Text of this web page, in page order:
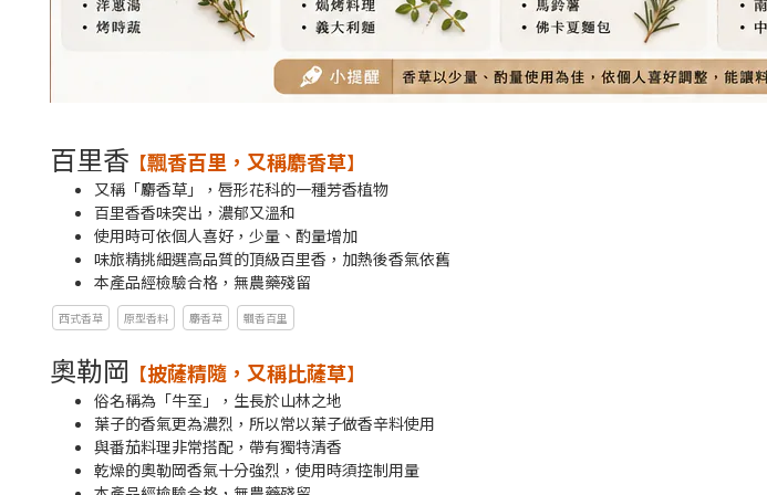
百里香 【飄香百里，又稱麝香草】
​又稱「麝香草」，唇形花科的一種芳香植物​
百里香香味突出，濃郁又溫和
使用時可依個人喜好，少量、酌量增加
味旅精挑細選高品質的頂級百里香，加熱後香氣依舊
本產品經檢驗合格，無農藥殘留
西式香草 原型香料 麝香草 飄香百里
奧勒岡 【披薩精隨，又稱比薩草】
俗名稱為「牛至」，生長於山林之地
葉子的香氣更為濃烈，所以常以葉子做香辛料使用
與番茄料理非常搭配，帶有獨特清香
乾燥的奧勒岡香氣十分強烈，使用時須控制用量​